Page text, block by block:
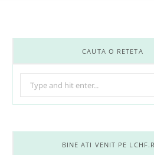
CAUTA O RETETA
Search
for:
BINE ATI VENIT PE